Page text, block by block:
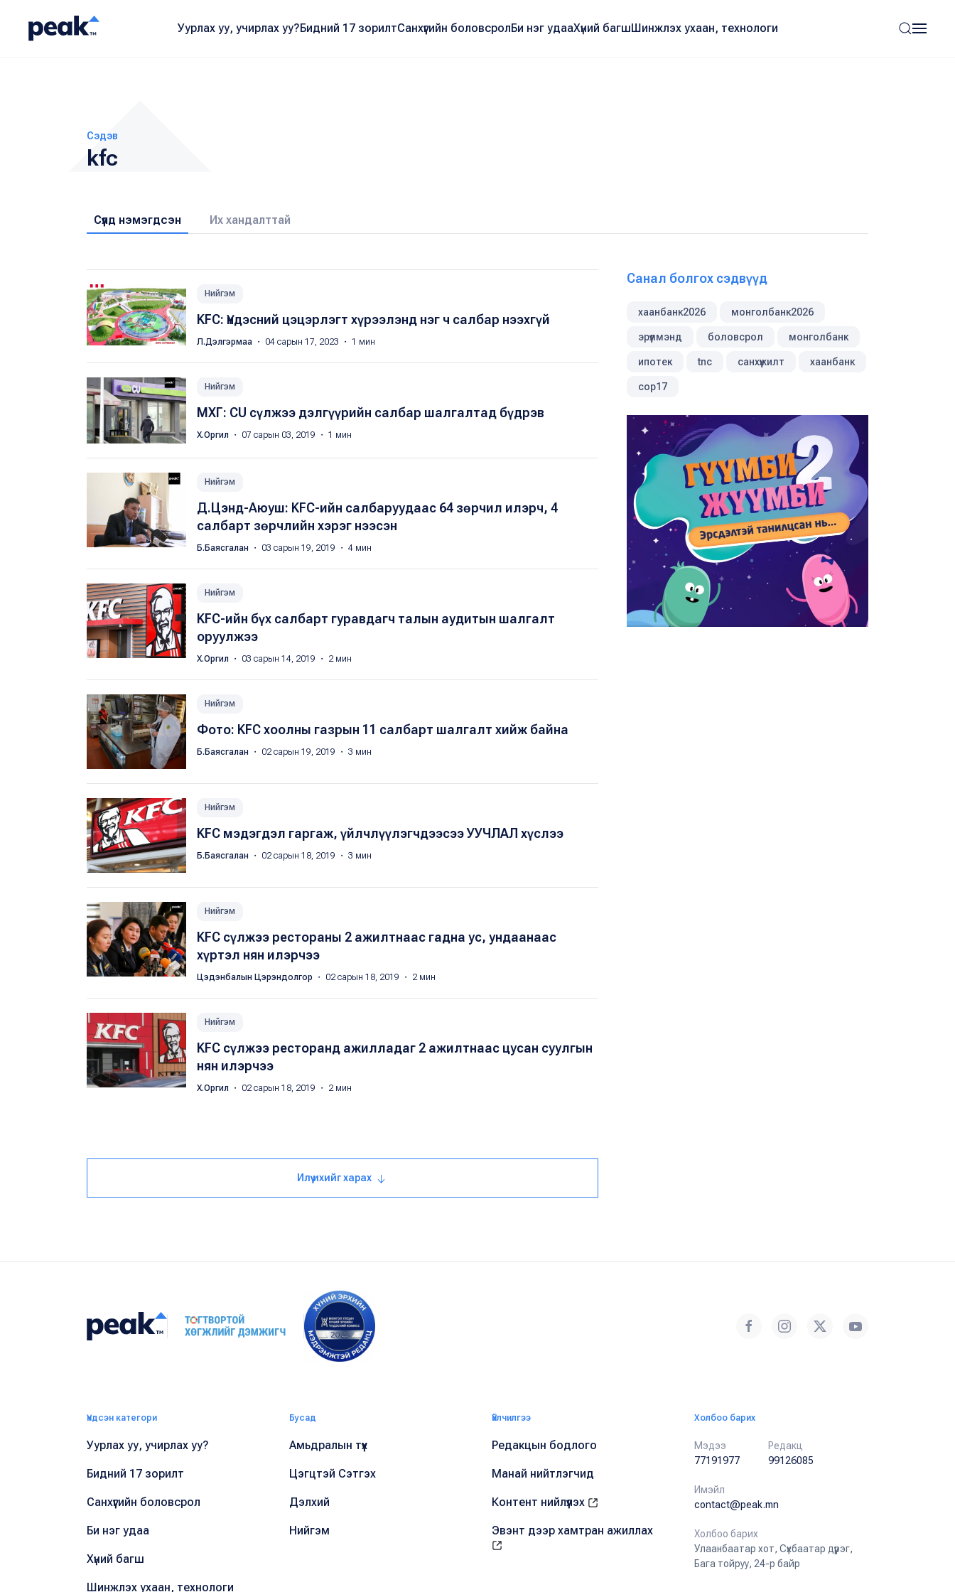
Уурлах уу, учирлах уу?Бидний 17 зорилтСанхүүгийн боловсролБи нэг удааХүний багшШинжлэх ухаан, технологи
Сэдэв
kfc
Сүүлд нэмэгдсэн Их хандалттай
Нийгэм
KFC: Үндэсний цэцэрлэгт хүрээлэнд нэг ч салбар нээхгүй
Л.Дэлгэрмаа ・ 04 сарын 17, 2023 ・ 1 мин
Нийгэм
МХГ: CU сүлжээ дэлгүүрийн салбар шалгалтад бүдрэв
Х.Оргил ・ 07 сарын 03, 2019 ・ 1 мин
Нийгэм
Д.Цэнд-Аюуш: KFC-ийн салбаруудаас 64 зөрчил илэрч, 4
салбарт зөрчлийн хэрэг нээсэн
Б.Баясгалан ・ 03 сарын 19, 2019 ・ 4 мин
Нийгэм
KFC-ийн бүх салбарт гуравдагч талын аудитын шалгалт
оруулжээ
Х.Оргил ・ 03 сарын 14, 2019 ・ 2 мин
Нийгэм
Фото: KFC хоолны газрын 11 салбарт шалгалт хийж байна
Б.Баясгалан ・ 02 сарын 19, 2019 ・ 3 мин
Нийгэм
KFC мэдэгдэл гаргаж, үйлчлүүлэгчдээсээ УУЧЛАЛ хүслээ
Б.Баясгалан ・ 02 сарын 18, 2019 ・ 3 мин
Нийгэм
KFC сүлжээ рестораны 2 ажилтнаас гадна ус, ундаанаас
хүртэл нян илэрчээ
Цэдэнбалын Цэрэндолгор ・ 02 сарын 18, 2019 ・ 2 мин
Нийгэм
KFC сүлжээ ресторанд ажилладаг 2 ажилтнаас цусан суулгын
нян илэрчээ
Х.Оргил ・ 02 сарын 18, 2019 ・ 2 мин
Илүү ихийг харах
Санал болгох сэдвүүд
хаанбанк2026 монголбанк2026
эрүүлмэнд боловсрол монголбанк
ипотек tnc санхүүжилт хаанбанк
cop17
Үндсэн категори
Уурлах уу, учирлах уу?
Бидний 17 зорилт
Санхүүгийн боловсрол
Би нэг удаа
Хүний багш
Шинжлэх ухаан, технологи
Бусад
Амьдралын түүх
Цэгцтэй Сэтгэх
Дэлхий
Нийгэм
Үйлчилгээ
Редакцын бодлого
Манай нийтлэгчид
Контент нийлүүлэх
Эвэнт дээр хамтран ажиллах
Холбоо барих
Мэдээ
77191977
Редакц
99126085
Имэйл
contact@peak.mn
Холбоо барих
Улаанбаатар хот, Сүхбаатар дүүрэг,
Бага тойруу, 24-р байр